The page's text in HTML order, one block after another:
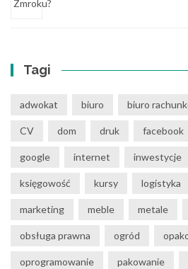
Tagi
adwokat biuro biuro
CV dom druk facebook
google internet inwestycje
księgowość kursy logistyka
marketing meble metale
obsługa prawna ogród
oprogramowanie pakowanie